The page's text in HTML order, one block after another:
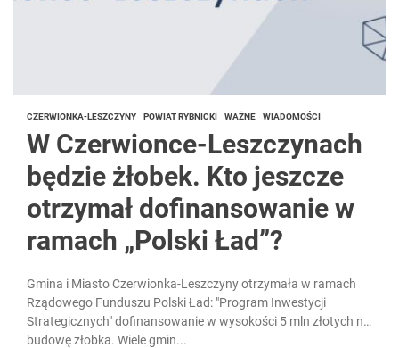
CZERWIONKA-LESZCZYNY POWIAT RYBNICKI WAŻNE WIADOMOŚCI
W Czerwionce-Leszczynach
będzie żłobek. Kto jeszcze
otrzymał dofinansowanie w
ramach „Polski Ład”?
Gmina i Miasto Czerwionka-Leszczyny otrzymała w ramach
Rządowego Funduszu Polski Ład: "Program Inwestycji
Strategicznych" dofinansowanie w wysokości 5 mln złotych na
budowę żłobka. Wiele gmin...